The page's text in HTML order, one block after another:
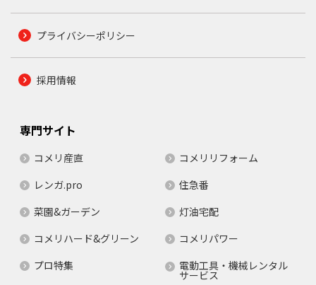
プライバシーポリシー
採用情報
専門サイト
コメリ産直
コメリリフォーム
レンガ.pro
住急番
菜園&ガーデン
灯油宅配
コメリハード&グリーン
コメリパワー
プロ特集
電動工具・機械レンタル
サービス